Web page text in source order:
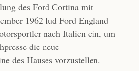
des Ford Cortina mit
1962 lud Ford England
nach Italien ein, um
die neue
des Hauses vorzustellen.